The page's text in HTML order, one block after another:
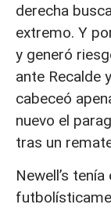
derecha
extremo. Y
y generó
ante Recalde
cabeceó
nuevo el
tras un
Newell’s